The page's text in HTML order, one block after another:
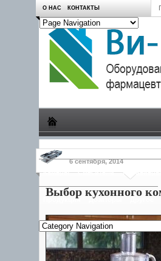
О НАС КОНТАКТЫ
Камеры Смесители Конвейеры
Продукция Дозаторы
6 сентября, 2014
Выбор кухонного